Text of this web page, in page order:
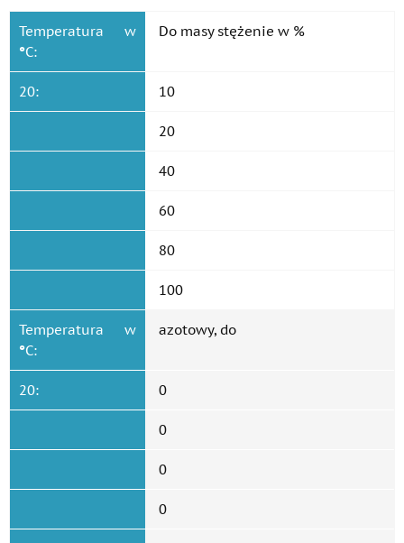
Temperatura w
°C:
Do masy stężenie w %
20: 10
20
40
60
80
100
Temperatura w
°C:
azotowy, do
20: 0
0
0
0